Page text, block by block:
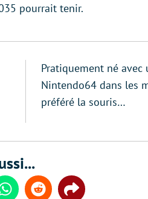
pourrait tenir.
Pratiquement né avec
Nintendo64 dans les
préféré la souris…
WhatsappReddit Share